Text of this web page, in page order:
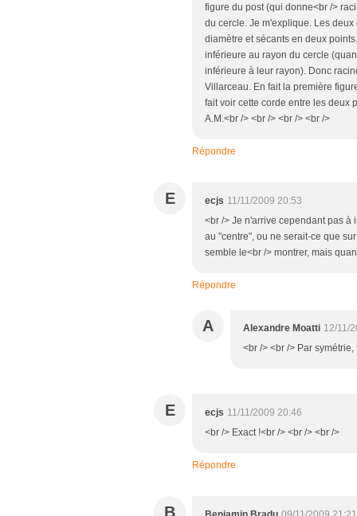
figure du post (qui donne<br />
du cercle. Je m'explique. Les
diamètre et sécants en deux
inférieure au rayon du cercle
inférieure à leur rayon). Donc
Villarceau. En fait la première
fait voir cette corde entre les deux
A.M.<br /> <br /> <br /> <br />
Répondre
E ecjs 11/11/2009 20:53
<br /> Je n'arrive cependant pas
au "centre", ou ne serait-ce que
semble le<br /> montrer, mais
Répondre
A Alexandre Moatti 12/11/
<br /> <br /> Par
E ecjs 11/11/2009 20:46
<br /> Exact !<br /> <br /> <br />
Répondre
B